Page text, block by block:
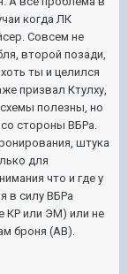
когда ЛК
Совсем не
второй позади,
ты и целился
призвал Ктулху,
полезны, но
стороны ВБРа.
штука
для
что и где у
в силу ВБРа
КР или ЭМ) или не
броня (АВ).